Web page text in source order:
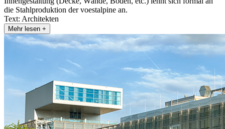
die Stahlproduktion der voestalpine an.
Text: Architekten
Mehr lesen +